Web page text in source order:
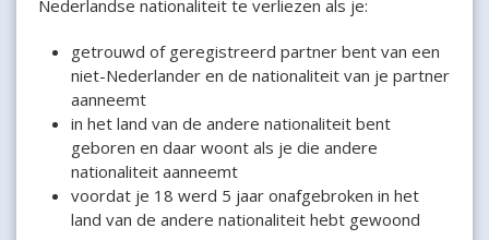
Nederlandse nationaliteit te verliezen als je:
getrouwd of geregistreerd partner bent van een
niet-Nederlander en de nationaliteit van je partner
aanneemt
in het land van de andere nationaliteit bent
geboren en daar woont als je die andere
nationaliteit aanneemt
voordat je 18 werd 5 jaar onafgebroken in het
land van de andere nationaliteit hebt gewoond